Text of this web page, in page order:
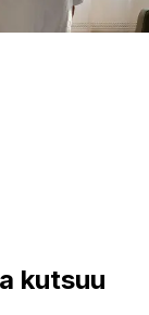
kutsuu